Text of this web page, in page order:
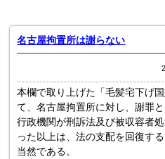
名古屋拘置所は謝らない
本欄で取り上げた「毛髪宅下げ
て、名古屋拘置所に対し、謝罪
行政機関が刑訴法及び被収容者
った以上は、法の支配を回復す
当然である。